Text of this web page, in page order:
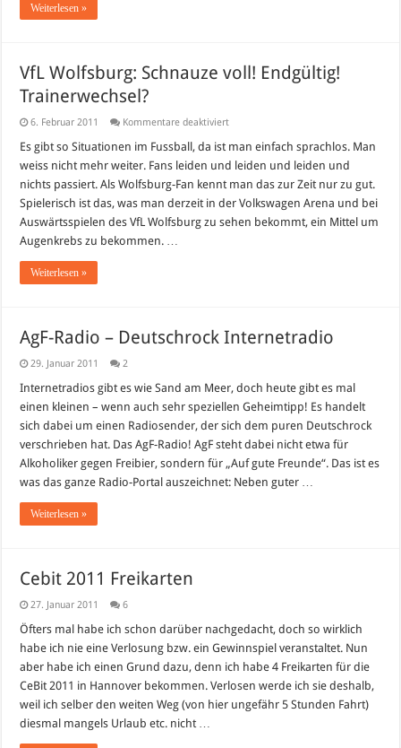
Weiterlesen »
VfL Wolfsburg: Schnauze voll! Endgültig!
Trainerwechsel?
6. Februar 2011 Kommentare deaktiviertfür
Wolfsburg:
voll!
Endgültig!
Trainerwechsel?
Es gibt so Situationen im Fussball, da ist man einfach sprachlos. Man
weiss nicht mehr weiter. Fans leiden und leiden und leiden und
nichts passiert. Als Wolfsburg-Fan kennt man das zur Zeit nur zu gut.
Spielerisch ist das, was man derzeit in der Volkswagen Arena und bei
Auswärtsspielen des VfL Wolfsburg zu sehen bekommt, ein Mittel um
Augenkrebs zu bekommen. …
Weiterlesen »
AgF-Radio – Deutschrock Internetradio
29. Januar 2011 2
Internetradios gibt es wie Sand am Meer, doch heute gibt es mal
einen kleinen – wenn auch sehr speziellen Geheimtipp! Es handelt
sich dabei um einen Radiosender, der sich dem puren Deutschrock
verschrieben hat. Das AgF-Radio! AgF steht dabei nicht etwa für
Alkoholiker gegen Freibier, sondern für „Auf gute Freunde“. Das ist es
was das ganze Radio-Portal auszeichnet: Neben guter …
Weiterlesen »
Cebit 2011 Freikarten
27. Januar 2011 6
Öfters mal habe ich schon darüber nachgedacht, doch so wirklich
habe ich nie eine Verlosung bzw. ein Gewinnspiel veranstaltet. Nun
aber habe ich einen Grund dazu, denn ich habe 4 Freikarten für die
CeBit 2011 in Hannover bekommen. Verlosen werde ich sie deshalb,
weil ich selber den weiten Weg (von hier ungefähr 5 Stunden Fahrt)
diesmal mangels Urlaub etc. nicht …